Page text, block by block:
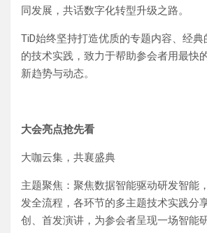
同发展，共话数字化转型升级之路。
TiD始终坚持打造优质的专题内容、经
的技术实践，致力于帮助参会者用最快
新趋势与动态。
大会亮点抢先看
大咖云集，共襄盛典
主题聚焦：聚焦数据智能驱动研发智能
发全流程，各环节的多主题技术实践分
创、首发演讲，为参会者呈现一场智能